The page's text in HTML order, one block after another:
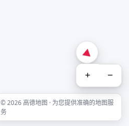
+ −
© 2026 高德地图 · 为您提供准确的地图服
务